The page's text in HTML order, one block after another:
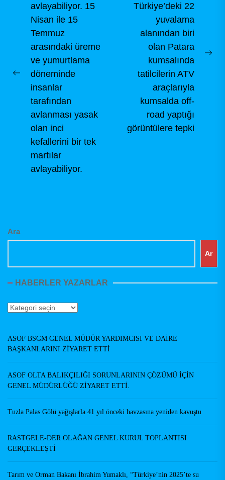
Previous
post:
avlayabiliyor. 15
Nisan ile 15
Temmuz
arasındaki üreme
ve yumurtlama
döneminde
insanlar
tarafından
avlanması yasak
olan inci
kefallerini bir tek
martılar
avlayabiliyor.
Türkiye’deki 22
yuvalama
alanından biri
olan Patara
kumsalında
tatilcilerin ATV
araçlarıyla
kumsalda off-
road yaptığı
görüntülere tepki
Ara
Ar
HABERLER YAZARLAR
Haberler
ASOF BSGM GENEL MÜDÜR YARDIMCISI VE DAİRE
BAŞKANLARINI ZİYARET ETTİ
ASOF OLTA BALIKÇILIĞI SORUNLARININ ÇÖZÜMÜ İÇİN
GENEL MÜDÜRLÜĞÜ ZİYARET ETTİ.
Tuzla Palas Gölü yağışlarla 41 yıl önceki havzasına yeniden kavuştu
RASTGELE-DER OLAĞAN GENEL KURUL TOPLANTISI
GERÇEKLEŞTİ
Tarım ve Orman Bakanı İbrahim Yumaklı, “Türkiye’nin 2025’te su